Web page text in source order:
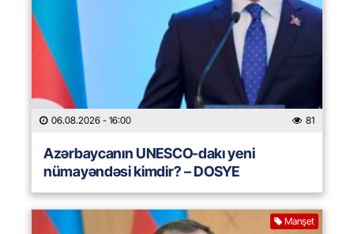
06.08.2026 - 16:00 81
Azərbaycanın UNESCO-dakı yeni
nümayəndəsi kimdir? – DOSYE
Manşet